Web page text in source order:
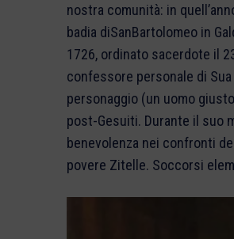
nostra comunità: in
badia diSanBartolomeo in
1726, ordinato sacerdote il
confessore personale di Sua
personaggio (un uomo
post-Gesuiti. Durante il suo
benevolenza nei confronti
povere Zitelle. Soccorsi